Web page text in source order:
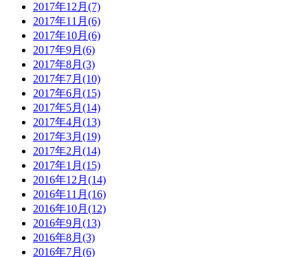
2017年12月(7)
2017年11月(6)
2017年10月(6)
2017年9月(6)
2017年8月(3)
2017年7月(10)
2017年6月(15)
2017年5月(14)
2017年4月(13)
2017年3月(19)
2017年2月(14)
2017年1月(15)
2016年12月(14)
2016年11月(16)
2016年10月(12)
2016年9月(13)
2016年8月(3)
2016年7月(6)